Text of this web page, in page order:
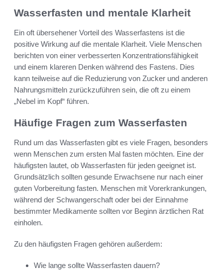
Wasserfasten und mentale Klarheit
Ein oft übersehener Vorteil des Wasserfastens ist die
positive Wirkung auf die mentale Klarheit. Viele Menschen
berichten von einer verbesserten Konzentrationsfähigkeit
und einem klareren Denken während des Fastens. Dies
kann teilweise auf die Reduzierung von Zucker und anderen
Nahrungsmitteln zurückzuführen sein, die oft zu einem
„Nebel im Kopf“ führen.
Häufige Fragen zum Wasserfasten
Rund um das Wasserfasten gibt es viele Fragen, besonders
wenn Menschen zum ersten Mal fasten möchten. Eine der
häufigsten lautet, ob Wasserfasten für jeden geeignet ist.
Grundsätzlich sollten gesunde Erwachsene nur nach einer
guten Vorbereitung fasten. Menschen mit Vorerkrankungen,
während der Schwangerschaft oder bei der Einnahme
bestimmter Medikamente sollten vor Beginn ärztlichen Rat
einholen.
Zu den häufigsten Fragen gehören außerdem:
Wie lange sollte Wasserfasten dauern?